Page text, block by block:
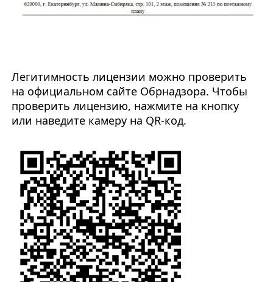
Легитимность лицензии можно проверить
на официальном сайте Обрнадзора. Чтобы
проверить лицензию, нажмите на кнопку
или наведите камеру на QR-код.